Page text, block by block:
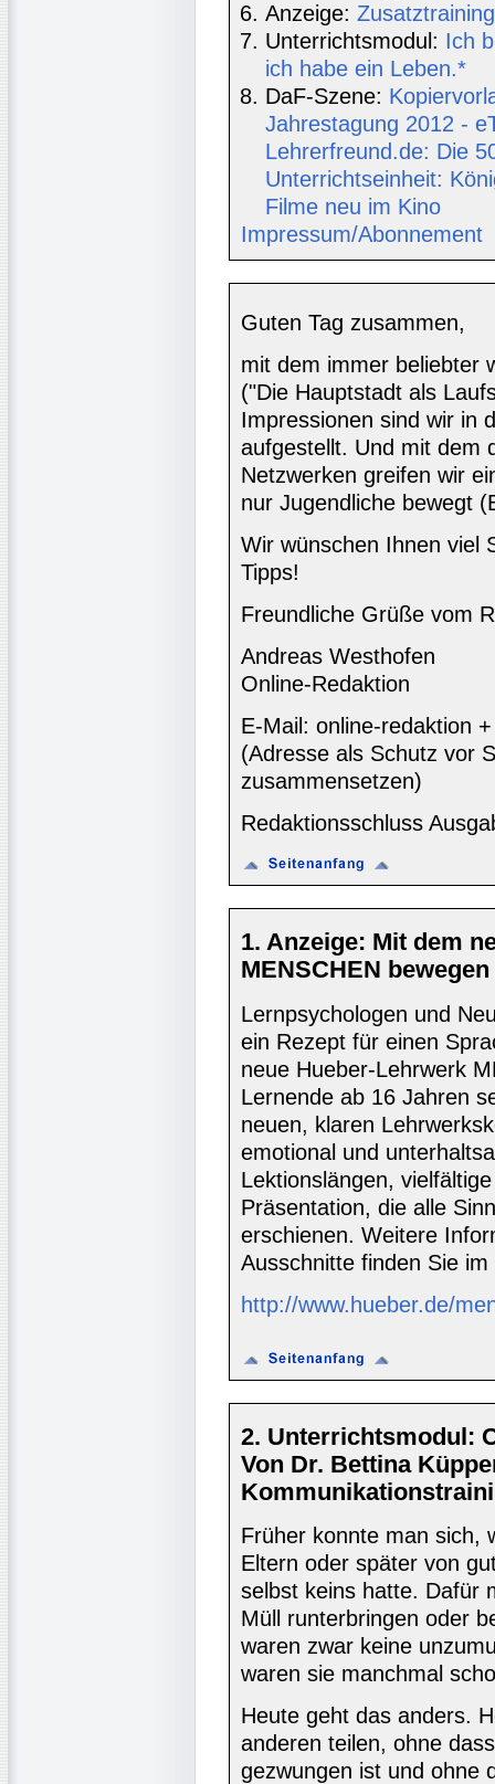
Anzeige:
Unterrichtsmodul: Ich
ich habe ein Leben.*
DaF-Szene:
Jahrestagung 2012 -
Lehrerfreund.de: Die
Unterrichtseinheit:
Filme neu im Kino
Impressum/Abonnement
Guten Tag zusammen,
mit dem immer beliebter
("Die Hauptstadt als
Impressionen sind wir in
aufgestellt. Und mit dem
Netzwerken greifen wir
nur Jugendliche bewegt
Wir wünschen Ihnen viel
Tipps!
Freundliche Grüße vom
Andreas Westhofen
Online-Redaktion
E-Mail: online-redaktion
(Adresse als Schutz vor
zusammensetzen)
Redaktionsschluss
1. Anzeige: Mit dem
MENSCHEN
Lernpsychologen und
ein Rezept für einen
neue Hueber-Lehrwerk
Lernende ab 16 Jahren
neuen, klaren
emotional und
Lektionslängen,
Präsentation, die alle
erschienen. Weitere
Ausschnitte finden Sie
http://www.hueber.de/
2. Unterrichtsmodul:
Von Dr. Bettina
Früher konnte man sich,
Eltern oder später von
selbst keins hatte. Dafür
Müll runterbringen oder
waren zwar keine
waren sie manchmal
Heute geht das anders.
anderen teilen, ohne
gezwungen ist und ohne